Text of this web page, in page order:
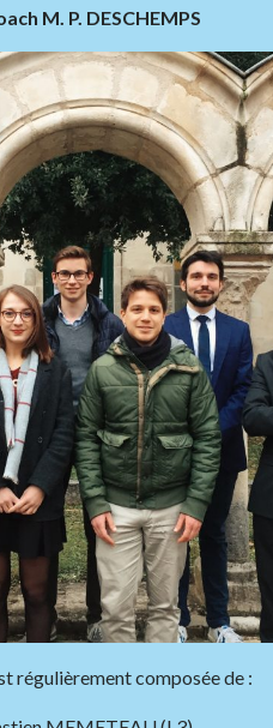
M. P. DESCHEMPS
régulièrement composée de :